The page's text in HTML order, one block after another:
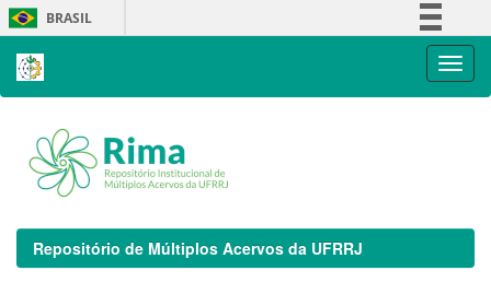
Skip
navigation
BRASIL
Repositório de Múltiplos Acervos da UFRRJ